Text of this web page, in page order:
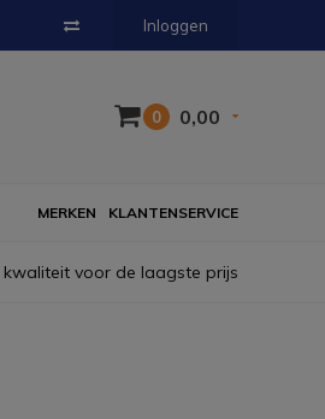
Inloggen
0 0,00
KLANTENSERVICE
MERKEN
voor de laagste prijs